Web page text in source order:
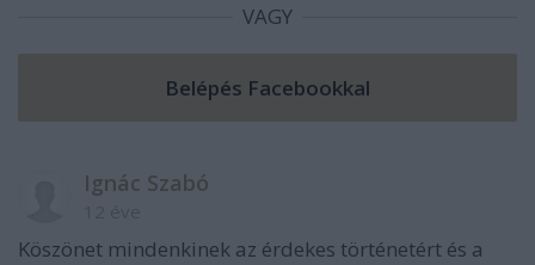
VAGY
Ignác Szabó
Köszönet mindenkinek az érdekes történetért és a